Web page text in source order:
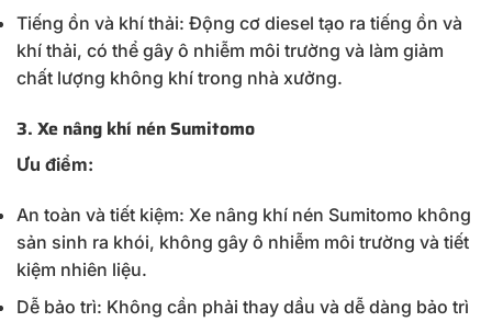
Tiếng ồn và khí thải: Động cơ diesel tạo ra tiếng ồn và
khí thải, có thể gây ô nhiễm môi trường và làm giảm
chất lượng không khí trong nhà xưởng.
3. Xe nâng khí nén Sumitomo
Ưu điểm:
An toàn và tiết kiệm: Xe nâng khí nén Sumitomo không
sản sinh ra khói, không gây ô nhiễm môi trường và tiết
kiệm nhiên liệu.
Dễ bảo trì: Không cần phải thay dầu và dễ dàng bảo trì